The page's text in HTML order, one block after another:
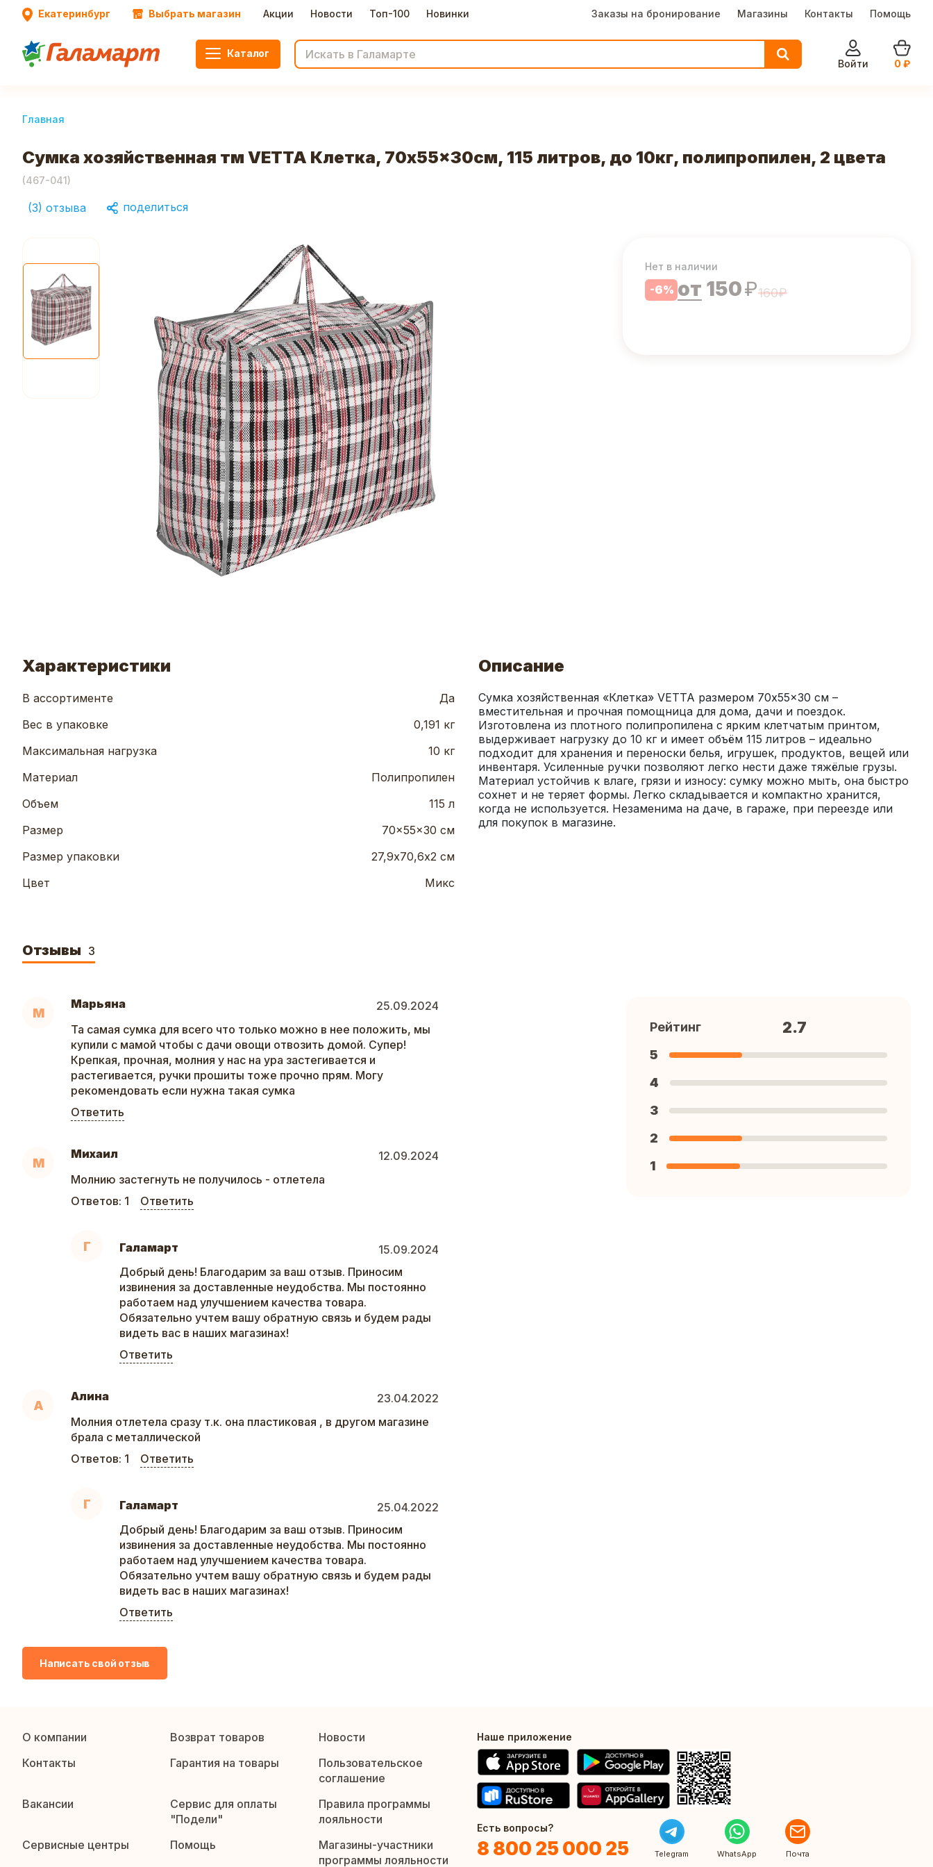
Екатеринбург Выбрать магазин Акции Новости Топ-100 Новинки Заказы на бронирование Магазины Контакты Помощь
Каталог
Войти
0 ₽
Главная
Сумка хозяйственная тм VETTA Клетка, 70x55x30см, 115 литров, до 10кг, полипропилен, 2 цвета
(467-041)
(3) отзыва поделиться
Нет в наличии
-6% от 150₽160₽
Характеристики
В ассортименте
Да
Вес в упаковке
0,191 кг
Максимальная нагрузка
10 кг
Материал
Полипропилен
Объем
115 л
Размер
70x55x30 см
Размер упаковки
27,9х70,6х2 см
Цвет
Микс
Описание
Сумка хозяйственная «Клетка» VETTA размером 70x55x30 см –
вместительная и прочная помощница для дома, дачи и поездок.
Изготовлена из плотного полипропилена с ярким клетчатым принтом,
выдерживает нагрузку до 10 кг и имеет объём 115 литров – идеально
подходит для хранения и переноски белья, игрушек, продуктов, вещей или
инвентаря. Усиленные ручки позволяют легко нести даже тяжёлые грузы.
Материал устойчив к влаге, грязи и износу: сумку можно мыть, она быстро
сохнет и не теряет формы. Легко складывается и компактно хранится,
когда не используется. Незаменима на даче, в гараже, при переезде или
для покупок в магазине.
Отзывы 3
М
Марьяна
25.09.2024
Та самая сумка для всего что только можно в нее положить, мы
купили с мамой чтобы с дачи овощи отвозить домой. Супер!
Крепкая, прочная, молния у нас на ура застегивается и
растегивается, ручки прошиты тоже прочно прям. Могу
рекомендовать если нужна такая сумка
Ответить
М
Михаил
12.09.2024
Молнию застегнуть не получилось - отлетела
Ответов: 1 Ответить
Г Галамарт
15.09.2024
Добрый день! Благодарим за ваш отзыв. Приносим
извинения за доставленные неудобства. Мы постоянно
работаем над улучшением качества товара.
Обязательно учтем вашу обратную связь и будем рады
видеть вас в наших магазинах!
Ответить
А
Алина
23.04.2022
Молния отлетела сразу т.к. она пластиковая , в другом магазине
брала с металлической
Ответов: 1 Ответить
Г Галамарт
25.04.2022
Добрый день! Благодарим за ваш отзыв. Приносим
извинения за доставленные неудобства. Мы постоянно
работаем над улучшением качества товара.
Обязательно учтем вашу обратную связь и будем рады
видеть вас в наших магазинах!
Ответить
Рейтинг 2.7
5
4
3
2
1
Написать свой отзыв
О компании Возврат товаров
Новости
Контакты
Гарантия на товары
Пользовательское
соглашение
Вакансии
Сервис для оплаты
"Подели"
Правила программы
лояльности
Сервисные центры
Помощь
Магазины-участники
программы лояльности
Наше приложение
Есть вопросы?
8 800 25 000 25 Telegram WhatsApp Почта